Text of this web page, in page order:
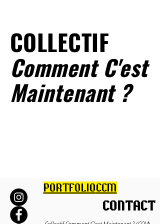
COLLECTIF
Comment C'est
Maintenant ?
CONTACT
PORTFOLIOCCM